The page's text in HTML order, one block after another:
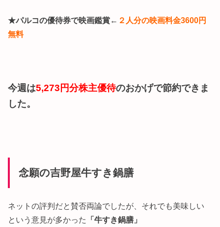
★パルコの優待券で映画鑑賞← ２人分の映画料金3600円
無料
今週は5,273円分株主優待のおかげで節約できま
した。
念願の吉野屋牛すき鍋膳
ネットの評判だと賛否両論でしたが、それでも美味しい
という意見が多かった
「牛すき鍋膳」